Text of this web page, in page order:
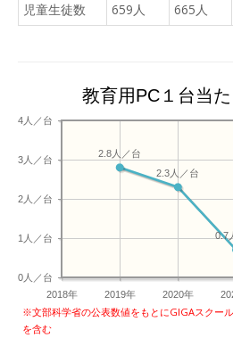
児童生徒数
659人 665人
教育用PC１台当
2018年 2019年 2020年
0人／台
1人／台
2人／台
3人／台
4人／台
0.7
2.3人／台
2.8人／台
※文部科学省の公表数値をもとにGIGAスクー
を含む